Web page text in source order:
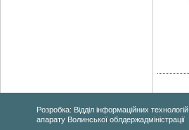
Розробка: Відділ інформаційних технологій
апарату Волинської облдержадміністрації